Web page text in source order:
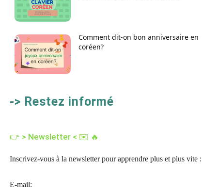
Comment dit-on bon anniversaire en
coréen?
-> Restez informé
👉 > Newsletter < ✉️ 🔥
Inscrivez-vous à la newsletter pour apprendre plus et plus vite :
E-mail: